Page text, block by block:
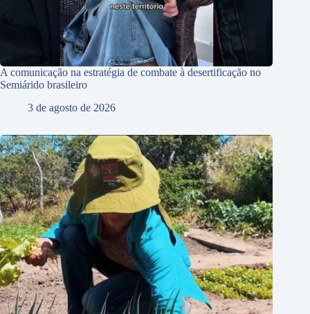
A comunicação na estratégia de combate à desertificação no
Semiárido brasileiro
3 de agosto de 2026